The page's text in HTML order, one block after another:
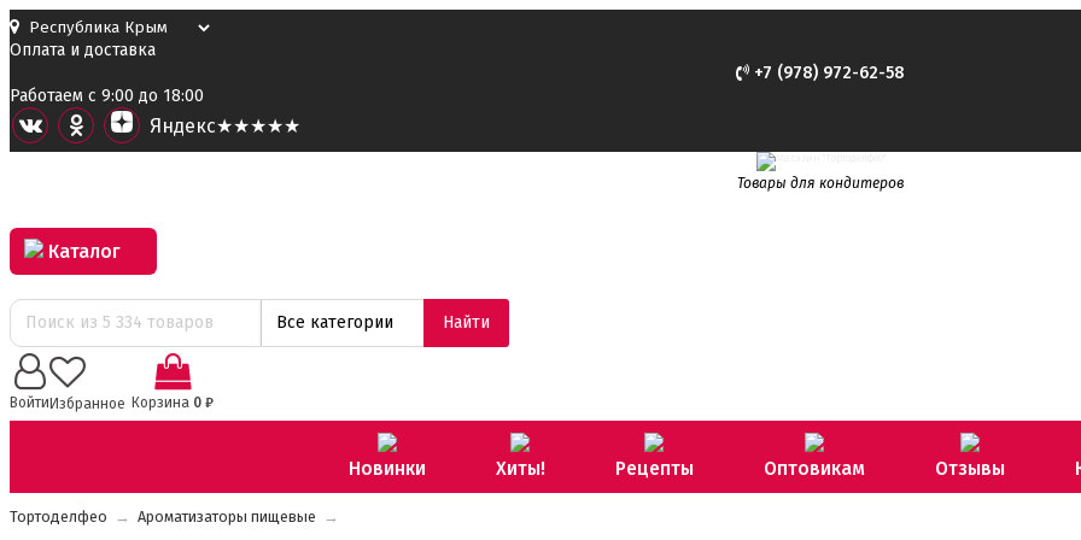
Оплата и доставка
+7 (978) 972-62-58
Работаем с 9:00 до 18:00
Яндекс★★★★★
Товары для кондитеров
Каталог
Все категории Найти
ВойтиИзбранное Корзина 0 ₽
Новинки Хиты! Рецепты Оптовикам Отзывы
Тортоделфео → Ароматизаторы пищевые →